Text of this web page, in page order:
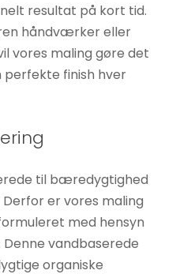
resultat på kort tid.
håndværker eller
vores maling gøre det
finish hver
til bæredygtighed
er vores maling
med hensyn
Denne vandbaserede
organiske